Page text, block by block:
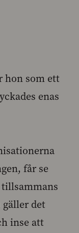
hon som ett
enas
får se
det
inse att